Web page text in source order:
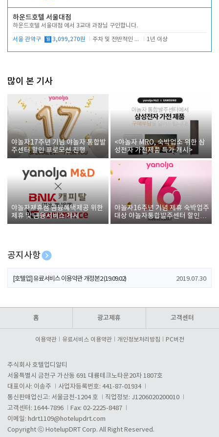
하운드호텔 서울대점
하운드호텔 서울대점 에서 3교대 과장님 구인합니다.
서울 관악구 월 3,099,270원 주차 및 전반적인 당번업무 1년 이상
많이 본 기사
야놀자17주년 기념 야놀자 통합발
주센터 할인 프로모션 진행
<야놀자 MRO, 숙박업소 위한 삼
성전자 가전제품 특가 개시>
야놀자제휴점 금융혜택제공 위한
제휴 및 금융서비스 게시
야놀자16주년 기념 제휴 숙박업주
대상 야놀자통합발주센터 할인쿠
폰 증정
공지사항
[호텔업] 개인정보 처리방침 개정본1 (19.09.02)
[호텔업] 유료서비스 이용약관 개정본2 (19.09.02) 2019.07.30
홈 광고제휴 고객센터
이용약관 유료서비스 이용약관 개인정보처리방침 PC버전
주식회사 호텔업디알티
서울특별시 금천구 가산동 691 대륭테크노타운20차 1807호
대표이사: 이송주
사업자등록번호: 441-87-01934
통신판매업신고: 서울금천-1204 호
직업정보: J1206020200010
고객센터: 1644-7896
Fax: 02-2225-8487
이메일: hdrt1109@hotelupdrt.com
Copyright ⓒ HotelupDRT Corp. All Right Reserved.